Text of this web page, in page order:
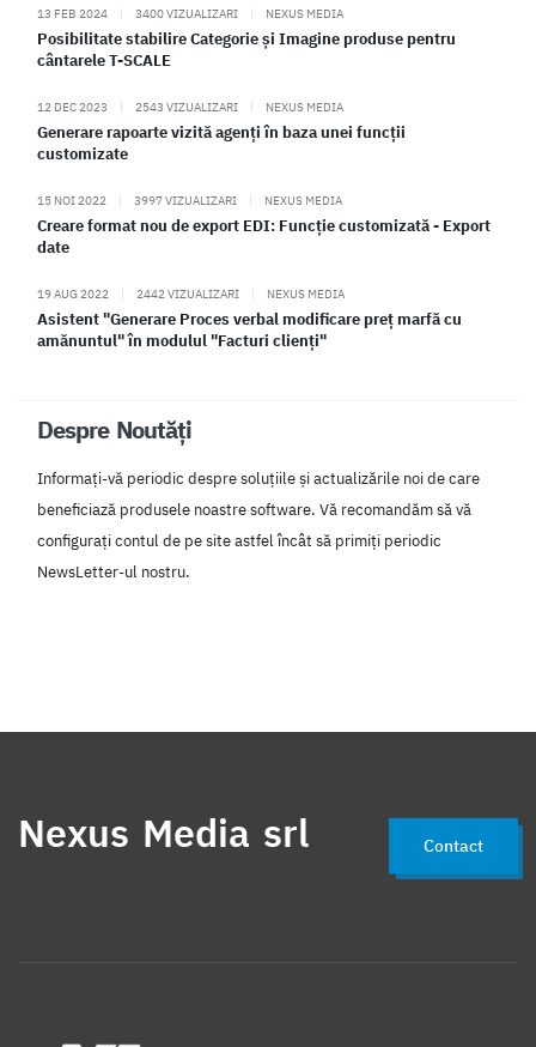
13 FEB 2024 | 3400 VIZUALIZARI | NEXUS MEDIA
Posibilitate stabilire Categorie și Imagine produse pentru
cântarele T-SCALE
12 DEC 2023 | 2543 VIZUALIZARI | NEXUS MEDIA
Generare rapoarte vizită agenți în baza unei funcții
customizate
15 NOI 2022 | 3997 VIZUALIZARI | NEXUS MEDIA
Creare format nou de export EDI: Funcție customizată - Export
date
19 AUG 2022 | 2442 VIZUALIZARI | NEXUS MEDIA
Asistent "Generare Proces verbal modificare preț marfă cu
amănuntul" în modulul "Facturi clienți"
Despre Noutăți
Informați-vă periodic despre soluțiile și actualizările noi de care
beneficiază produsele noastre software. Vă recomandăm să vă
configurați contul de pe site astfel încât să primiți periodic
NewsLetter-ul nostru.
Nexus Media srl Contact